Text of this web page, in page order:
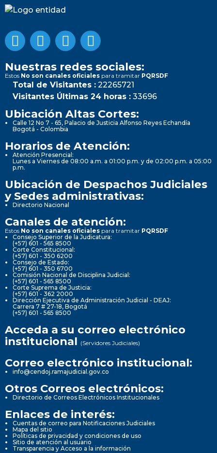
Nuestras redes sociales:
Estos No son canales oficiales para tramitar PQRSDF
Total de Visitantes : 22265721
Visitantes Últimas 24 horas : 33696
Ubicación Altas Cortes:
Calle 12 No 7 - 65, Palacio de Justicia Alfonso Reyes Echandía
Bogotá - Colombia
Horarios de Atención:
Atención Presencial:
Lunes a Viernes de 08:00 a.m. a 01:00 p.m. y de 02:00 p.m. a 05:00
p.m.
Ubicación de Despachos Judiciales
y Sedes administrativas:
Directorio Nacional
Canales de atención:
Estos No son canales oficiales para tramitar PQRSDF
Consejo Superior de la Judicatura:
(+57) 601 - 565 8500
Corte Constitucional:
(+57) 601 - 350 6200
Consejo de Estado:
(+57) 601 - 350 6700
Comisión Nacional de Disciplina Judicial:
(+57) 601 - 565 8500
Corte Suprema de Justicia:
(+57) 601 - 362 2000
Dirección Ejecutiva de Administración Judicial - DEAJ:
Carrera 7 # 27-18, Bogotá
(+57) 601 - 565 8500
Acceda a su correo electrónico
institucional (Servidores Judiciales)
Correo electrónico institucional:
info@cendoj.ramajudicial.gov.co
Otros Correos electrónicos:
Directorio de Correos Electrónicos Institucionales
Enlaces de interés:
Cuentas de correo para Notificaciones Judiciales
Mapa del sitio
Políticas de privacidad y condiciones de uso
Sitio de atención al usuario
Transparencia y Acceso a la información